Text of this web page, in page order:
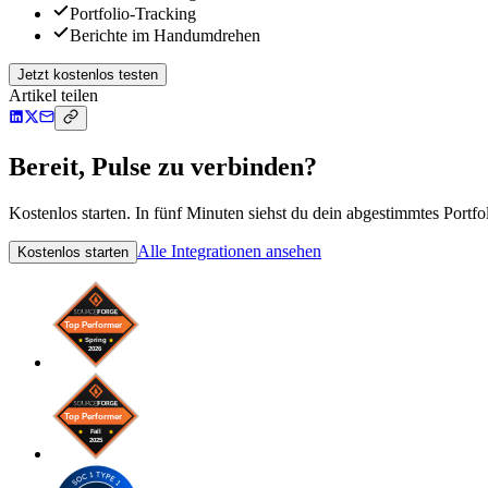
Portfolio-Tracking
Berichte im Handumdrehen
Jetzt kostenlos testen
Artikel teilen
Bereit, Pulse zu verbinden?
Kostenlos starten. In fünf Minuten siehst du dein abgestimmtes
Kostenlos starten Alle Integrationen ansehen